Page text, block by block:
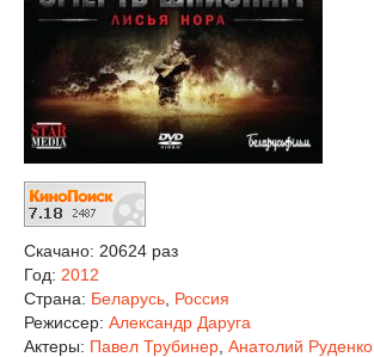
Скачано: 20624 раз
Год: 2012
Страна: Беларусь Россия
Режиссер: Александр Даруга
Актеры: Павел Трубинер Анатолий Руденко